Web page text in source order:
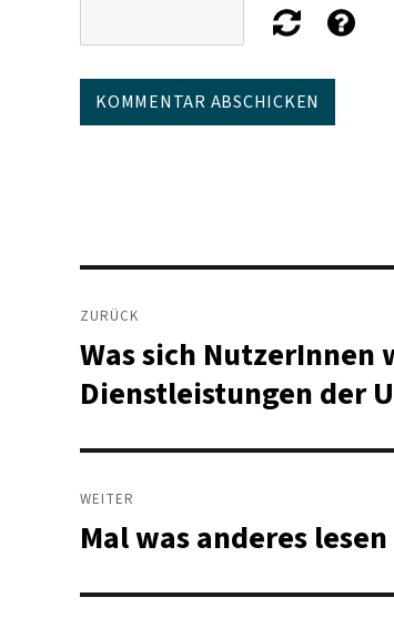
Beitragsnavigation
ZURÜCK
Vorheriger
Beitrag:
Was sich NutzerInnen
Dienstleistungen der
WEITER
Nächster
Mal was anderes